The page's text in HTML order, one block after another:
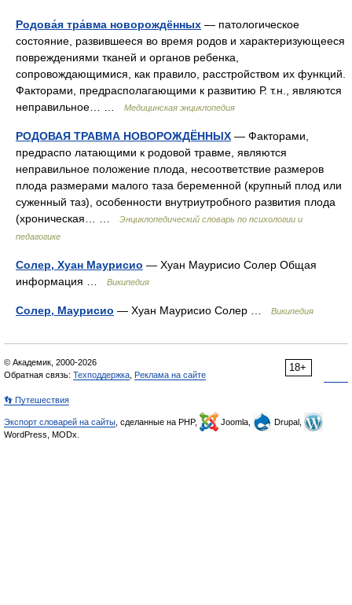
Родова́я тра́вма новорождённых — патологическое
состояние, развившееся во время родов и характеризующееся
повреждениями тканей и органов ребенка,
сопровождающимися, как правило, расстройством их функций.
Факторами, предрасполагающими к развитию Р. т.н., являются
неправильное… …
Медицинская энциклопедия
РОДОВАЯ ТРАВМА НОВОРОЖДЁННЫХ — Факторами,
предраспо латающими к родовой травме, являются
неправильное положение плода, несоответствие размеров
плода размерами малого таза беременной (крупный плод или
суженный таз), особенности внутриутробного развития плода
(хроническая… …
Энциклопедический словарь по психологии и
педагогике
Солер, Хуан Маурисио — Хуан Маурисио Солер Общая
информация …
Википедия
Солер, Маурисио — Хуан Маурисио Солер … Википедия
18+
© Академик, 2000-2026
Обратная связь: Техподдержка Реклама на сайте
👣 Путешествия
Экспорт словарей на сайты , сделанные на PHP, Joomla,
Drupal,
WordPress, MODx.